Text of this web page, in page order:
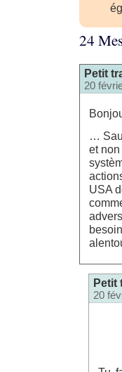
24
Petit
20
…
et
USA
Petit
20